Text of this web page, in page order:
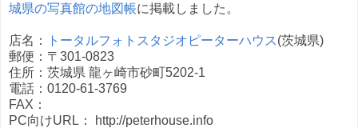
城県の写真館の地図帳に掲載しました。
店名： トータルフォトスタジオピーターハウス(茨城県)
郵便：〒301-0823
住所：茨城県 龍ヶ崎市砂町5202-1
電話：0120-61-3769
FAX：
PC向けURL： http://peterhouse.info